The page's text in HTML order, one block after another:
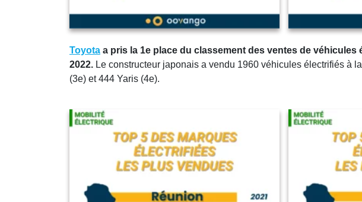
Toyota a pris la 1e place du classement des ventes de
2022. Le constructeur japonais a vendu 1960 véhicules électrifiés à
(3e) et 444 Yaris (4e).